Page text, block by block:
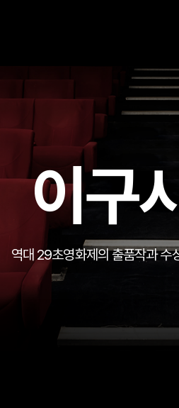
이구
역대 29초영화제의 출품작과 수